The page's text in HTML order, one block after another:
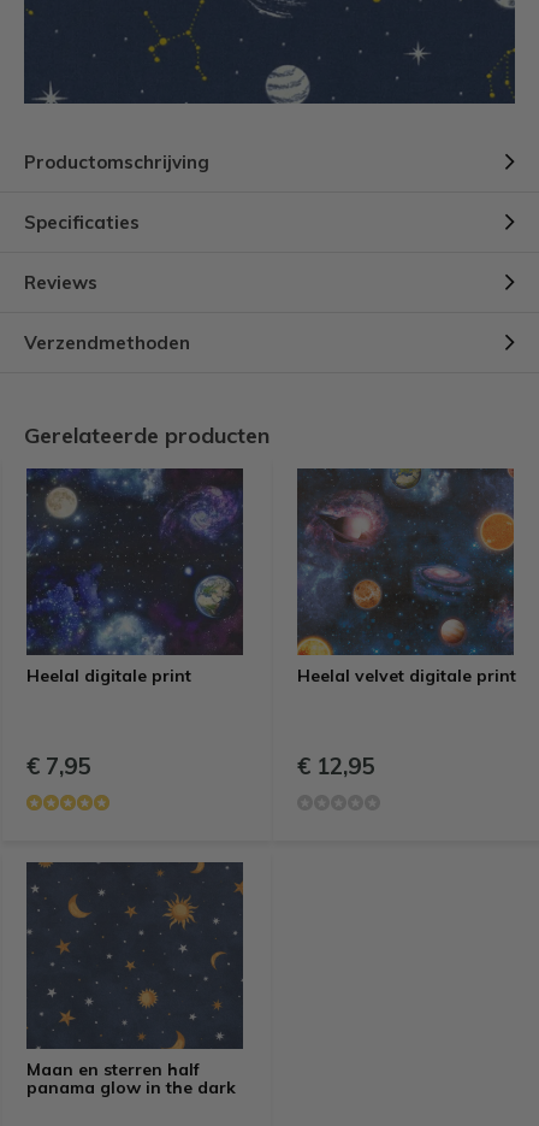
Productomschrijving
Specificaties
Reviews
Verzendmethoden
Gerelateerde producten
Heelal digitale print
€ 7,95
Heelal velvet digitale print
€ 12,95
Maan en sterren half
panama glow in the dark